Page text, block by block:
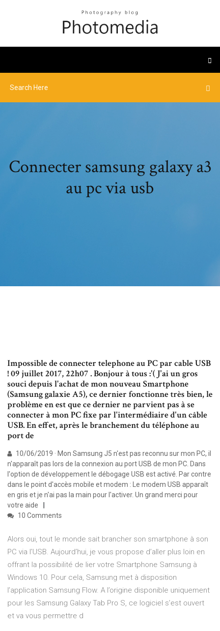
Connecter samsung galaxy a3
au pc via usb
Impossible de connecter telephone au PC par cable USB
! 09 juillet 2017, 22h07 . Bonjour à tous :'( J'ai un gros
souci depuis l'achat de mon nouveau Smartphone
(Samsung galaxie A5), ce dernier fonctionne très bien, le
problème en est que ce dernier ne parvient pas à se
connecter à mon PC fixe par l'intermédiaire d'un câble
USB. En effet, après le branchement du téléphone au
port de
10/06/2019 · Mon Samsung J5 n'est pas reconnu sur mon PC, il
n'apparaît pas lors de la connexion au port USB de mon PC. Dans
l'option de développement le débogage USB est activé. Par contre
dans le point d'accès mobile et modem : Le modem USB apparaît
en gris et je n'ai pas la main pour l'activer. Un grand merci pour
votre aide
10 Comments
Alors oui, tout le monde sait brancher son smartphone à son
PC via l’USB. Aujourd’hui, je vous propose d’aller plus loin en
offrant la possibilité de lier votre Smartphone Samsung à
Windows 10. Pour cela, Samsung met à disposition
l’application Samsung Flow. A l’origine disponible uniquement
pour les Samsung Galaxy Tab Pro S, ce logiciel s’est ouvert
et va vous permettre d